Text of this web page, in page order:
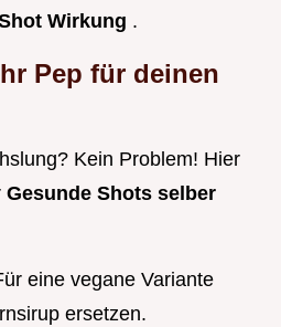
Wirkung .
Pep für deinen
Kein Problem! Hier
Gesunde Shots selber
eine vegane Variante
ersetzen.